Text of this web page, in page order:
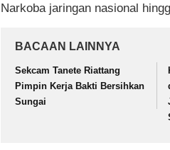
Narkoba jaringan nasional
BACAAN LAINNYA
Sekcam Tanete Riattang
Pimpin Kerja Bakti Bersihkan
Sungai